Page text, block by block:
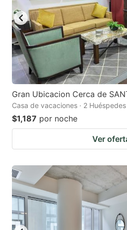
Gran Ubicacion Cerca de
Casa de vacaciones · 2
$1,187 por noche
Ver